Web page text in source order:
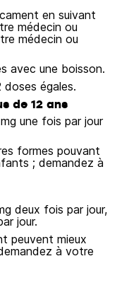
en suivant
médecin ou
médecin ou
avec une boisson.
égales.
de 12 ans
une fois par jour
formes pouvant
; demandez à
deux fois par jour,
jour.
peuvent mieux
à votre